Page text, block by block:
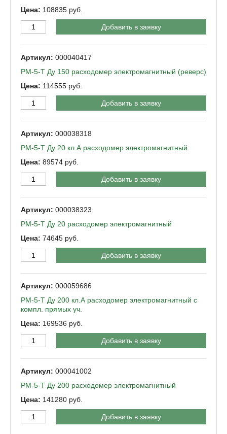
108835
Добавить в заявку
000040417
РМ-5-Т Ду 150 расходомер электромагнитный (реверс)
114555
Добавить в заявку
000038318
РМ-5-Т Ду 20 кл.А расходомер электромагнитный
89574
Добавить в заявку
000038323
РМ-5-Т Ду 20 расходомер электромагнитный
74645
Добавить в заявку
000059686
РМ-5-Т Ду 200 кл.А расходомер электромагнитный с
компл. прямых уч.
169536
Добавить в заявку
000041002
РМ-5-Т Ду 200 расходомер электромагнитный
141280
Добавить в заявку